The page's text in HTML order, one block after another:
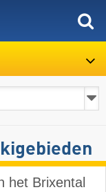
het Brixental